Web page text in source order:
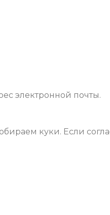
электронной почты.
куки. Если